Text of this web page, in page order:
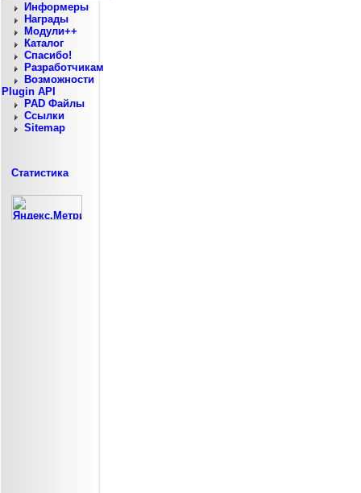
Информеры
Награды
Модули++
Каталог
Спасибо!
Разработчикам
Возможности
Plugin API
PAD Файлы
Ссылки
Sitemap
Статистика